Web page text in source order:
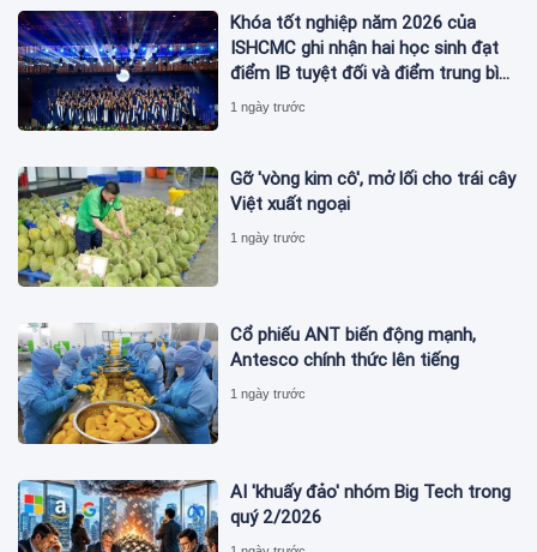
Khóa tốt nghiệp năm 2026 của
ISHCMC ghi nhận hai học sinh đạt
điểm IB tuyệt đối và điểm trung bình
toàn khóa đạt 34,5
1 ngày trước
Gỡ 'vòng kim cô', mở lối cho trái cây
Việt xuất ngoại
1 ngày trước
Cổ phiếu ANT biến động mạnh,
Antesco chính thức lên tiếng
1 ngày trước
AI 'khuấy đảo' nhóm Big Tech trong
quý 2/2026